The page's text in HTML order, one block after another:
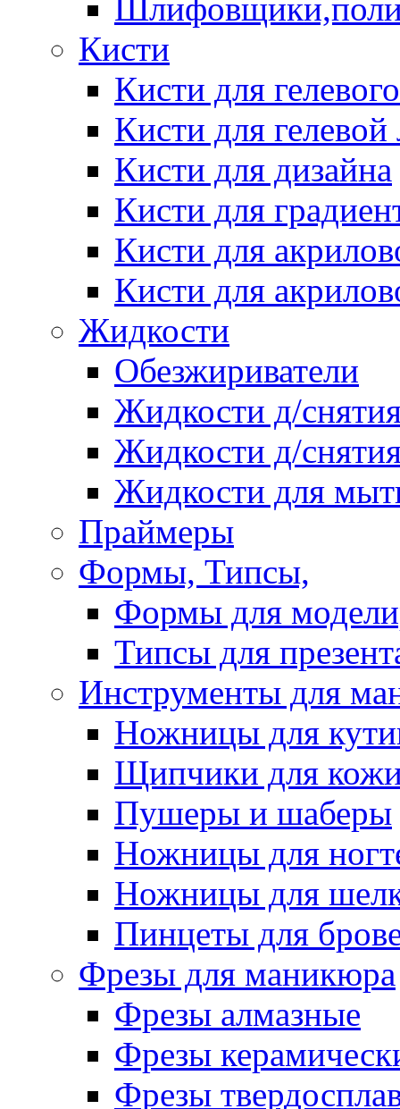
Кисти
Кисти для
Кисти для гелевой
Кисти для дизайна
Кисти для
Кисти для
Кисти для
Жидкости
Обезжириватели
Жидкости д/
Жидкости д/
Жидкости для
Праймеры
Формы, Типсы,
Формы для
Типсы для
Инструменты для
Ножницы для
Щипчики для
Пушеры и шаберы
Ножницы для
Ножницы для
Пинцеты для
Фрезы для маникюра
Фрезы алмазные
Фрезы
Фрезы